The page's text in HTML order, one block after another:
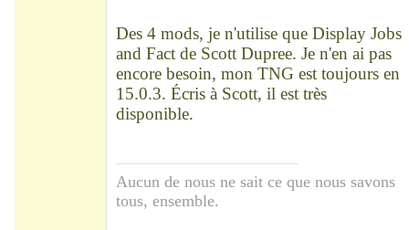
Des 4 mods, je n'utilise que Display Jobs
and Fact de Scott Dupree. Je n'en ai pas
encore besoin, mon TNG est toujours en
15.0.3. Écris à Scott, il est très
disponible.
Aucun de nous ne sait ce que nous savons
tous, ensemble.